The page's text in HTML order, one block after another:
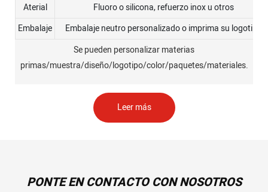
Aterial
Fluoro o silicona, refuerzo inox u otros
Embalaje
Embalaje neutro personalizado o imprima su logotipo
Se pueden personalizar materias
primas/muestra/diseño/logotipo/color/paquetes/materiales.
Leer más
PONTE EN CONTACTO CON NOSOTROS